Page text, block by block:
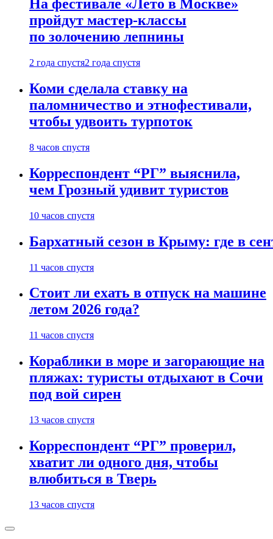
На фестивале «Лето в Москве»
пройдут мастер-классы
по золочению лепнины
2 года спустя2 года спустя
Коми сделала ставку на
паломничество и этнофестивали,
чтобы удвоить турпоток
8 часов спустя
Корреспондент “РГ” выяснила,
чем Грозный удивит туристов
10 часов спустя
Бархатный сезон в Крыму: где в
11 часов спустя
Стоит ли ехать в отпуск на машине
летом 2026 года?
11 часов спустя
Кораблики в море и загорающие на
пляжах: туристы отдыхают в Сочи
под вой сирен
13 часов спустя
Корреспондент “РГ” проверил,
хватит ли одного дня, чтобы
влюбиться в Тверь
13 часов спустя